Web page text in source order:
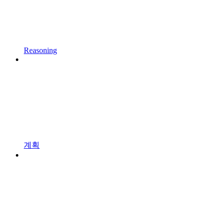
Reasoning
계획